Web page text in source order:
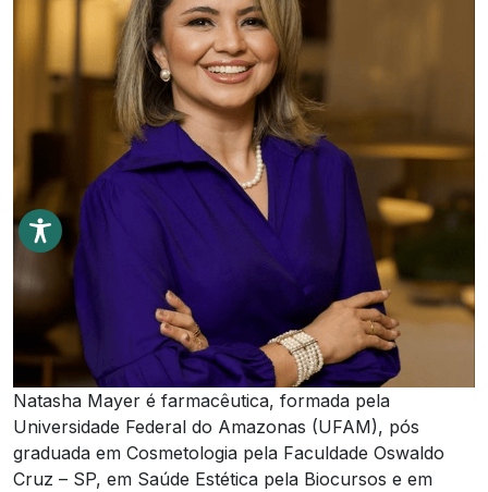
Natasha Mayer é farmacêutica, formada pela
Universidade Federal do Amazonas (UFAM), pós
graduada em Cosmetologia pela Faculdade Oswaldo
Cruz – SP, em Saúde Estética pela Biocursos e em